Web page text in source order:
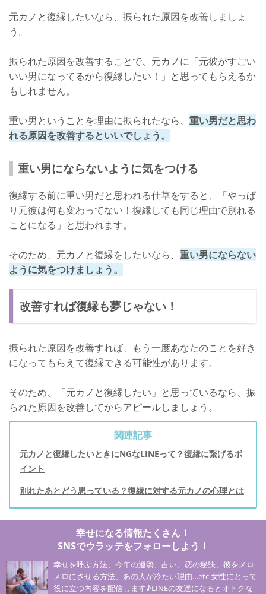
元カノと復縁したいなら、振られた原因を改善しましょ
う。
振られた原因を改善することで、元カノに「元彼がすごい
いい男になってるから復縁したい！」と思ってもらえるか
もしれません。
重い男ということを理由に振られたなら、 重い男だと思わ
れる原因を改善するといいでしょう。
重い男にならないように気をつける
復縁する前に重い男だと思われる仕草をすると、「やっぱ
り元彼は何も変わってない！復縁しても同じ理由で別れる
ことになる」と思われます。
そのため、元カノと復縁をしたいなら、 重い男にならない
ように気をつけましょう。
改善すれば復縁も夢じゃない！
振られた原因を改善すれば、もう一度あなたのことを好き
になってもらえて復縁できる可能性があります。
そのため、「元カノと復縁したい」と思っているなら、振
られた原因を改善してからアピールしましょう。
関連記事
元カノと復縁したいときにNGなLINEって？復縁に繋げるポ
イント
別れたあとどう思っている？復縁に対する元カノの心理とは
幸せになる情報たくさん！
SNSでウラッテをフォローしよう！
幸せを呼ぶ方法、今年の運勢、占い、恋の秘訣、彼をメロ
メロにさせる方法、あの人が冷たい理由…etc 女性にとって
役に立つ内容を配信します♪LINEの友達になるとオトクな